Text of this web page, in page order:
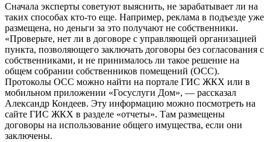
Сначала эксперты советуют выяснить, не зарабатывает ли на
таких способах кто-то еще. Например, реклама в подъезде уже
размещена, но деньги за это получают не собственники.
«Проверьте, нет ли в договоре с управляющей организацией
пункта, позволяющего заключать договоры без согласования с
собственниками, и не принималось ли такое решение на
общем собрании собственников помещений (ОСС).
Протоколы ОСС можно найти на портале ГИС ЖКХ или в
мобильном приложении «Госуслуги Дом», — рассказал
Александр Кондеев. Эту информацию можно посмотреть на
сайте ГИС ЖКХ в разделе «отчеты». Там размещены
договоры на использование общего имущества, если они
заключены.